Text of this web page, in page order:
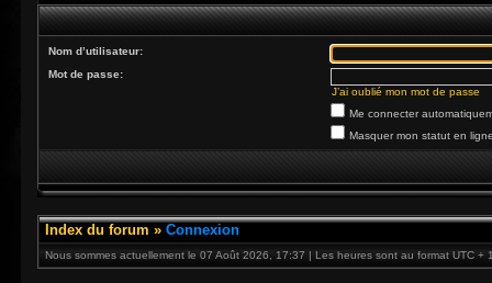
Nom d’utilisateur:
Mot de passe:
J’ai oublié mon mot de passe
Me connecter
Masquer mon statut en
Index du forum » Connexion
Nous sommes actuellement le 07 Août 2026, 17:37 | Les heures sont au format UTC +